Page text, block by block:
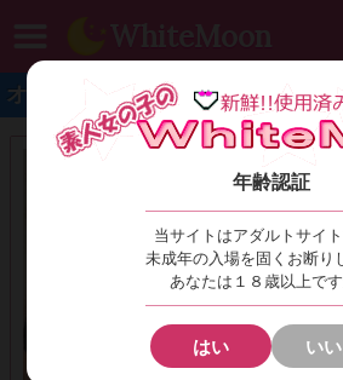
WhiteMoon
オプション選択
sanya-k1085494
￥4400 (税込)
年齢認証
当サイトはアダルトサイト
未成年の入場を固くお断り
あなたは１８歳以上で
はい いい